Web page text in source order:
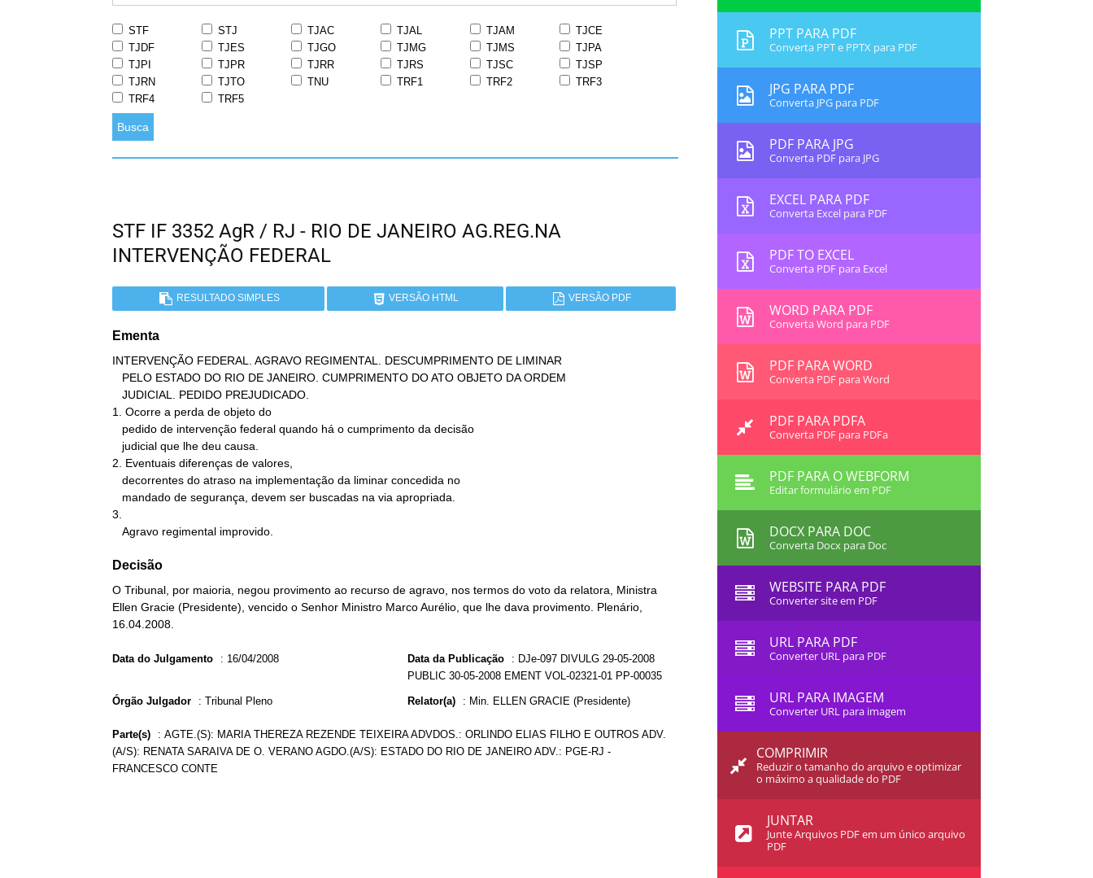
STF STJ TJAC TJAL TJAM
TJCE
TJDF
TJES TJGO TJMG TJMS
TJPA
TJPI
TJPR TJRR TJRS TJSC
TJSP
TJRN
TJTO TNU TRF1 TRF2
TRF3
TRF4
TRF5
Busca
STF IF 3352 AgR / RJ - RIO DE JANEIRO AG.REG.NA
INTERVENÇÃO FEDERAL
RESULTADO SIMPLES VERSÃO HTML VERSÃO PDF
Ementa
INTERVENÇÃO FEDERAL. AGRAVO REGIMENTAL. DESCUMPRIMENTO DE LIMINAR
1. Ocorre a perda de objeto do
2. Eventuais diferenças de valores,
3.
   Agravo regimental improvido.
Decisão
O Tribunal, por maioria, negou provimento ao recurso de agravo, nos termos do voto da relatora, Ministra
Ellen Gracie (Presidente), vencido o Senhor Ministro Marco Aurélio, que lhe dava provimento. Plenário,
16.04.2008.
Data do Julgamento : 16/04/2008 Data da Publicação : DJe-097 DIVULG 29-05-2008
PUBLIC 30-05-2008 EMENT VOL-02321-01 PP-00035
Órgão Julgador : Tribunal Pleno Relator(a) : Min. ELLEN GRACIE (Presidente)
Parte(s) : AGTE.(S): MARIA THEREZA REZENDE TEIXEIRA ADVDOS.: ORLINDO ELIAS FILHO E OUTROS ADV.
(A/S): RENATA SARAIVA DE O. VERANO AGDO.(A/S): ESTADO DO RIO DE JANEIRO ADV.: PGE-RJ -
FRANCESCO CONTE
PPT PARA PDF
Converta PPT e PPTX para PDF
JPG PARA PDF
Converta JPG para PDF
PDF PARA JPG
Converta PDF para JPG
EXCEL PARA PDF
Converta Excel para PDF
PDF TO EXCEL
Converta PDF para Excel
WORD PARA PDF
Converta Word para PDF
PDF PARA WORD
Converta PDF para Word
PDF PARA PDFA
Converta PDF para PDFa
PDF PARA O WEBFORM
Editar formulário em PDF
DOCX PARA DOC
Converta Docx para Doc
WEBSITE PARA PDF
Converter site em PDF
URL PARA PDF
Converter URL para PDF
URL PARA IMAGEM
Converter URL para imagem
COMPRIMIR
Reduzir o tamanho do arquivo e optimizar
o máximo a qualidade do PDF
JUNTAR
Junte Arquivos PDF em um único arquivo
PDF